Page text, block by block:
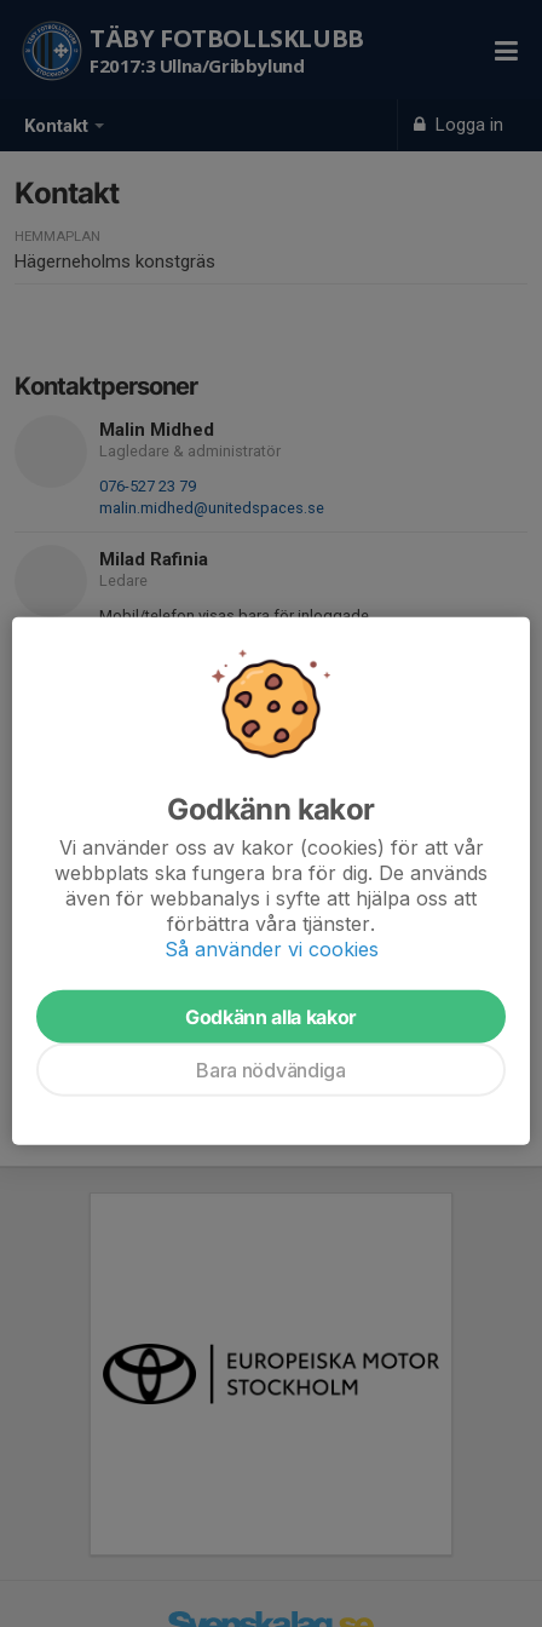
Kontakt Logga in
TÄBY FOTBOLLSKLUBB
F2017:3 Ullna/Gribbylund
Kontakt
HEMMAPLAN
Hägerneholms konstgräs
Kontaktpersoner
Malin Midhed
Lagledare & administratör
076-527 23 79
malin.midhed@unitedspaces.se
Milad Rafinia
Ledare
Mobil/telefon visas bara för inloggade
Christian Midhed
Ledare
073-093 12 31
christian.midhed@googlemail.com
Andreas Wiberg
andreas.wiberg@hotmail.com
Godkänn kakor
Vi använder oss av kakor (cookies) för att vår
webbplats ska fungera bra för dig. De används
även för webbanalys i syfte att hjälpa oss att
förbättra våra tjänster.
Så använder vi cookies
Godkänn alla kakor
Bara nödvändiga